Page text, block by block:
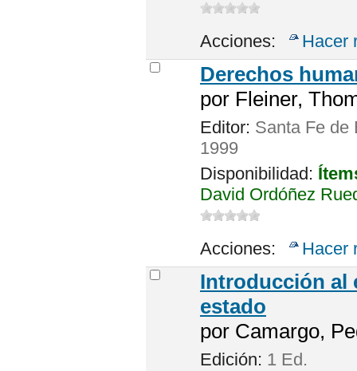
Acciones: Hacer
Derechos
por Fleiner,
Editor: Santa Fe de
1999
Disponibilidad:
David Ordóñez
Acciones: Hacer
Introducción al
estado
por Camargo,
Edición: 1 Ed.